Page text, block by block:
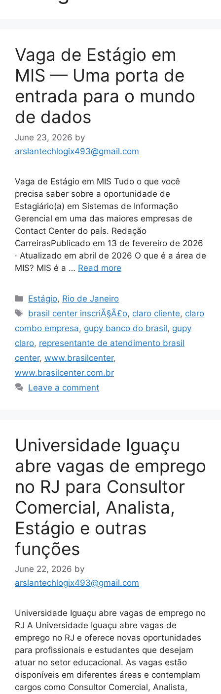
Vaga de Estágio em
MIS — Uma porta de
entrada para o mundo
de dados
June 23, 2026 by
arslantechlogix493@gmail.com
Vaga de Estágio em MIS Tudo o que você
precisa saber sobre a oportunidade de
Estagiário(a) em Sistemas de Informação
Gerencial em uma das maiores empresas de
Contact Center do país. Redação
CarreirasPublicado em 13 de fevereiro de 2026
· Atualizado em abril de 2026 O que é a área de
MIS? MIS é a … Read more
Categories
Estágio, Rio de Janeiro
Tags
brasil center inscriÃ§Ã£o, claro cliente, claro
combo empresa, gupy banco do brasil, gupy
claro, representante de atendimento brasil
center, www.brasilcenter,
www.brasilcenter.com.br
Leave a comment
Universidade Iguaçu
abre vagas de emprego
no RJ para Consultor
Comercial, Analista,
Estágio e outras
funções
June 22, 2026 by
arslantechlogix493@gmail.com
Universidade Iguaçu abre vagas de emprego no
RJ A Universidade Iguaçu abre vagas de
emprego no RJ e oferece novas oportunidades
para profissionais e estudantes que desejam
atuar no setor educacional. As vagas estão
disponíveis em diferentes áreas e contemplam
cargos como Consultor Comercial, Analista,